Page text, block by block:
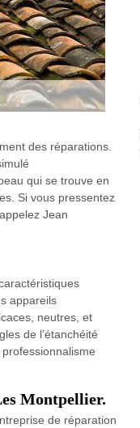
des réparations.
qui se trouve en
Si vous pressentez
Jean
appareils
neutres, et
de l’étanchéité
Montpellier.
de réparation